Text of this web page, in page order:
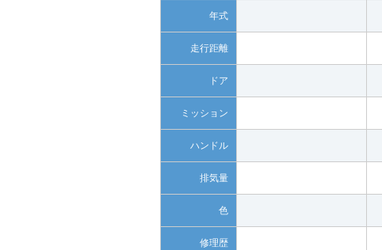
年式
走行距離
ドア
ミッション
ハンドル
排気量
色
修理歴